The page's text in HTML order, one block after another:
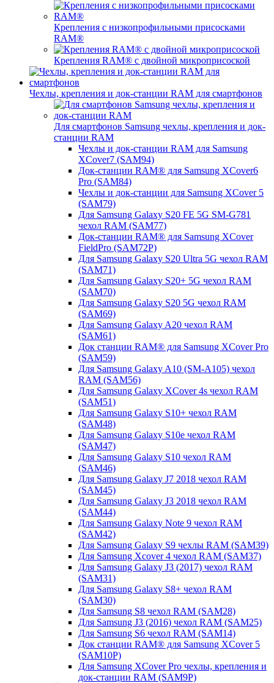
Крепления с низкопрофильными присосками
RAM®
Крепления RAM® с двойной микроприсоской
Чехлы, крепления и док-станции RAM для смартфонов
Для смартфонов Samsung чехлы, крепления и док-
станции RAM
Чехлы и док-станции RAM для Samsung
XCover7 (SAM94)
Док-станции RAM® для Samsung XCover6
Pro (SAM84)
Чехлы и док-станции для Samsung XCover 5
(SAM79)
Для Samsung Galaxy S20 FE 5G SM-G781
чехол RAM (SAM77)
Док-станции RAM® для Samsung XCover
FieldPro (SAM72P)
Для Samsung Galaxy S20 Ultra 5G чехол RAM
(SAM71)
Для Samsung Galaxy S20+ 5G чехол RAM
(SAM70)
Для Samsung Galaxy S20 5G чехол RAM
(SAM69)
Для Samsung Galaxy A20 чехол RAM
(SAM61)
Док станции RAM® для Samsung XCover Pro
(SAM59)
Для Samsung Galaxy A10 (SM-A105) чехол
RAM (SAM56)
Для Samsung Galaxy XCover 4s чехол RAM
(SAM51)
Для Samsung Galaxy S10+ чехол RAM
(SAM48)
Для Samsung Galaxy S10e чехол RAM
(SAM47)
Для Samsung Galaxy S10 чехол RAM
(SAM46)
Для Samsung Galaxy J7 2018 чехол RAM
(SAM45)
Для Samsung Galaxy J3 2018 чехол RAM
(SAM44)
Для Samsung Galaxy Note 9 чехол RAM
(SAM42)
Для Samsung Galaxy S9 чехлы RAM (SAM39)
Для Samsung Xcover 4 чехол RAM (SAM37)
Для Samsung Galaxy J3 (2017) чехол RAM
(SAM31)
Для Samsung Galaxy S8+ чехол RAM
(SAM30)
Для Samsung S8 чехол RAM (SAM28)
Для Samsung J3 (2016) чехол RAM (SAM25)
Для Samsung S6 чехол RAM (SAM14)
Док станции RAM® для Samsung XCover 5
(SAM10P)
Для Samsung XCover Pro чехлы, крепления и
док-станции RAM (SAM9P)